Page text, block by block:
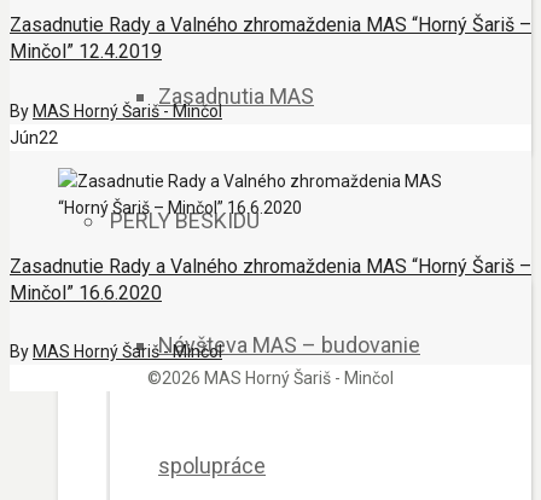
Zasadnutia MAS
PERLY BESKIDU
Návšteva MAS – budovanie
spolupráce
Zasadnutie Rady a Valného zhromaždenia MAS “Horný Šariš –
Minčol” 12.4.2019
By MAS Horný Šariš - Minčol
Jún22
Zasadnutie Rady a Valného zhromaždenia MAS “Horný Šariš –
Minčol” 16.6.2020
By MAS Horný Šariš - Minčol
©2026 MAS Horný Šariš - Minčol